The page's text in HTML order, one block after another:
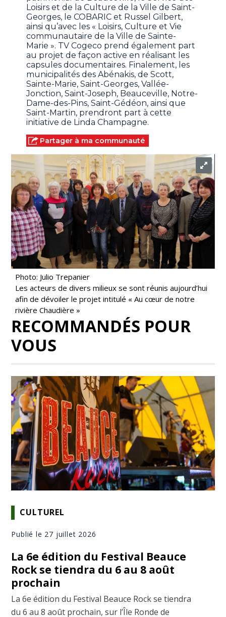
Loisirs et de la Culture de la Ville de Saint-
Georges, le COBARIC et Russel Gilbert,
ainsi qu’avec les « Loisirs, Culture et Vie
communautaire de la Ville de Sainte-
Marie ». TV Cogeco prend également part
au projet de façon active en réalisant les
capsules documentaires. Finalement, les
municipalités des Abénakis, de Scott,
Sainte-Marie, Saint-Georges, Vallée-
Jonction, Saint-Joseph, Beauceville, Notre-
Dame-des-Pins, Saint-Gédéon, ainsi que
Saint-Martin, prendront part à cette
initiative de Linda Champagne.
Partager à ma communauté
Photo: Julio Trepanier
Les acteurs de divers milieux se sont réunis aujourd’hui
afin de dévoiler le projet intitulé « Au cœur de notre
rivière Chaudière »
RECOMMANDÉS POUR
VOUS
CULTUREL
Publié le 27 juillet 2026
La 6e édition du Festival Beauce
Rock se tiendra du 6 au 8 août
prochain
La 6e édition du Festival Beauce Rock se tiendra
du 6 au 8 août prochain, sur l’Île Ronde de